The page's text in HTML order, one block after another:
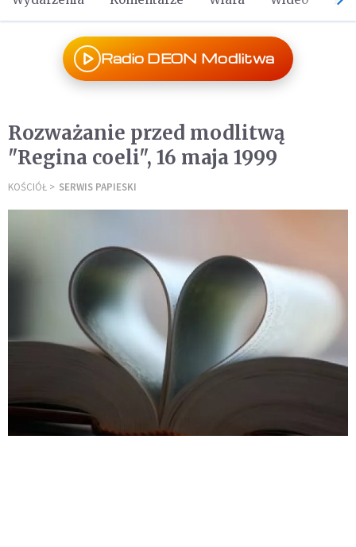
Radio DEON Modlitwa
Rozważanie przed modlitwą
"Regina coeli", 16 maja 1999
KOŚCIÓŁ SERWIS PAPIESKI